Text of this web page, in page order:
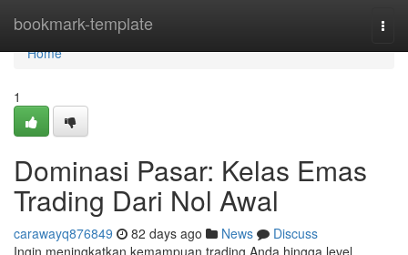
bookmark-template
Home
Home
1
Dominasi Pasar: Kelas Emas
Trading Dari Nol Awal
carawayq876849 82 days ago News
Discuss
Ingin meningkatkan kemampuan trading Anda hingga level